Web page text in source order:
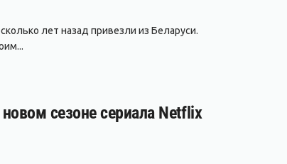
лет назад привезли из Беларуси.
сезоне сериала Netflix